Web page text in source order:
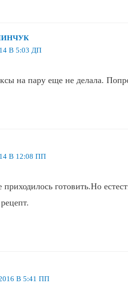
В 5:03 ДП
на пару еще не делала.
В 12:08 ПП
готовить.Но
В 5:41 ПП